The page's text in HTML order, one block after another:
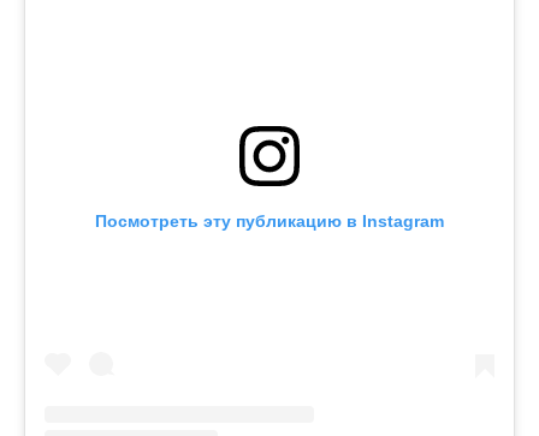
Посмотреть эту публикацию в Instagram